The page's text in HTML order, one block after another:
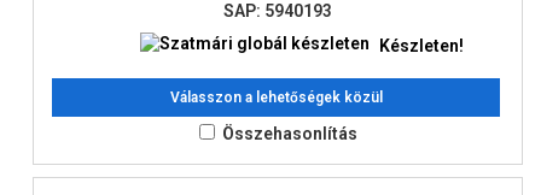
SAP: 5940193
Készleten!
Válasszon a lehetőségek közül
Összehasonlítás